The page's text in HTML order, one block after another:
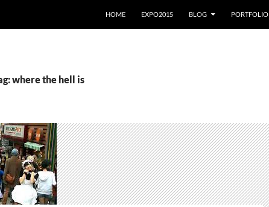
HOME
EXPO2015 BLOG PORTFOLIO
where the hell is